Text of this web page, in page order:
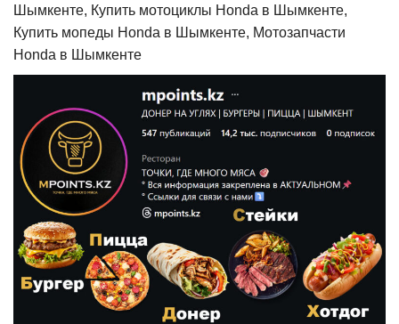
Шымкенте, Купить мотоциклы Honda в Шымкенте,
Купить мопеды Honda в Шымкенте, Мотозапчасти
Honda в Шымкенте